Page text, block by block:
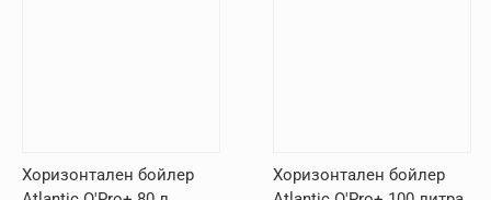
Хоризонтален бойлер
Хоризонтален бойлер